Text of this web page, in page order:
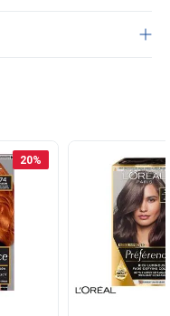
20%